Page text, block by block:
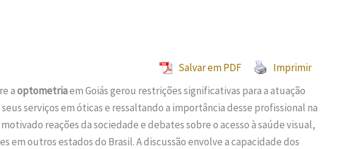
Salvar em PDF
Imprimir
aoptometriaem Goiás gerou restrições significativas para a atuação
serviços em óticas e ressaltando a importância desse profissional na
reações da sociedade e debates sobre o acesso à saúde visual,
em outros estados do Brasil. A discussão envolve a capacidade dos